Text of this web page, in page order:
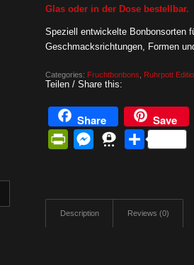
Glas oder in der Dose bestellbar.
Speziell entwickelte Bonbonsorten
Geschmacksrichtungen, Formen
Categories: Fruchtbonbons Ruhrpott
Teilen / Share this:
Share Save
PrintFriendly
Messenger
ThreemaShare
Description Reviews (0)